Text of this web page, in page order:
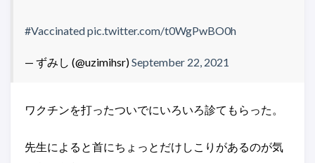
#Vaccinatedpic.twitter.com/t0WgPwBO0h
— ずみし (@uzimihsr)September 22, 2021
ワクチンを打ったついでにいろいろ診てもらった。
先生によると首にちょっとだけしこりがあるのが気